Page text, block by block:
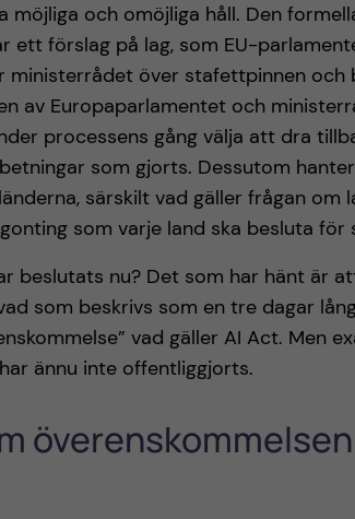
möjliga och omöjliga håll. Den
ett förslag på lag, som EU-
ministerrådet över stafettpinnen och
av Europaparlamentet och
processens gång välja att dra
som gjorts. Dessutom
särskilt vad gäller frågan om
som varje land ska besluta för
beslutats nu? Det som har hänt är
som beskrivs som en tre dagar
vad gäller AI Act. Men
ännu inte offentliggjorts.